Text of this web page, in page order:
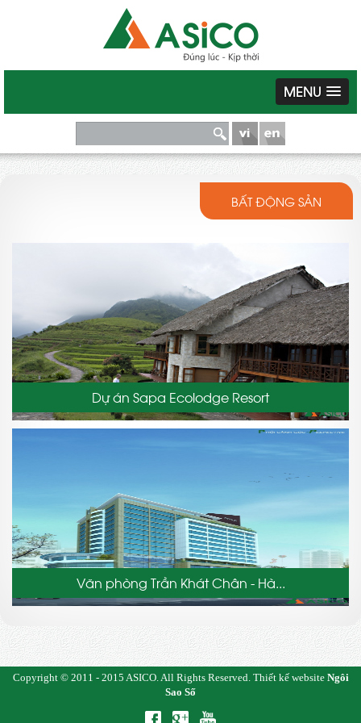
MENU
BẤT ĐỘNG SẢN
Dự án Sapa Ecolodge Resort
Văn phòng Trần Khát Chân - Hà...
Copyright © 2011 - 2015 ASICO. All Rights Reserved. Thiết kế website Ngôi
Sao Số